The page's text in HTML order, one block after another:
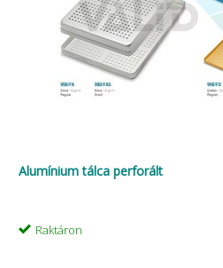
Alumínium tálca perforált
Raktáron